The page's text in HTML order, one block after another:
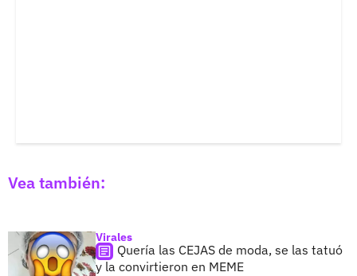
Vea también:
Virales
Quería las CEJAS de moda, se las tatuó
y la convirtieron en MEME